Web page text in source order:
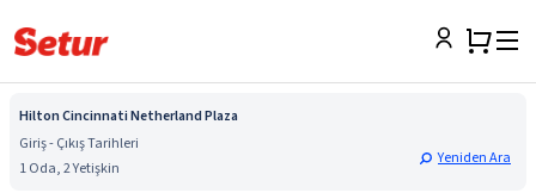
Hilton Cincinnati Netherland Plaza
Giriş - Çıkış Tarihleri
1 Oda, 2 Yetişkin
Yeniden Ara